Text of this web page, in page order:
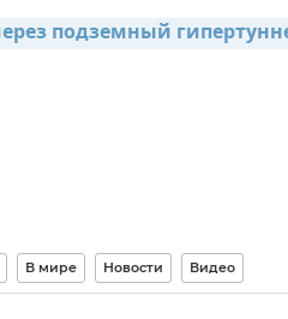
подземный
В мире Новости Видео